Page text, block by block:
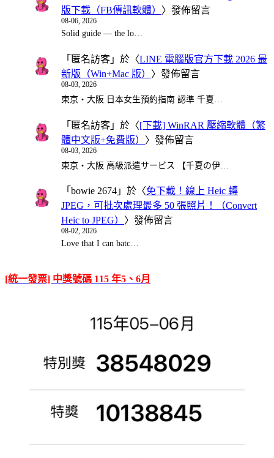
版下載（FB傳訊軟體） 〉發佈留言
08-06, 2026
Solid guide — the lo…
「 匿名訪客 」於〈LINE 電腦版官方下載 2026 最
新版（Win+Mac 版） 〉發佈留言
08-03, 2026
東京・大阪 日本女生預約指南 認準 千夏…
「 匿名訪客 」於〈[下載] WinRAR 壓縮軟體（繁
體中文版+免費版） 〉發佈留言
08-03, 2026
東京・大阪 高級派遣サービス 【千夏の伊…
「 bowie 2674 」於〈免下載！線上 Heic 轉
JPEG，可批次處理最多 50 張照片！（Convert
Heic to JPEG） 〉發佈留言
08-02, 2026
Love that I can batc…
[統一發票] 中獎號碼 115 年5、6月